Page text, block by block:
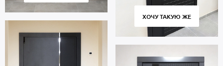
ХОЧУ ТАКУЮ ЖЕ